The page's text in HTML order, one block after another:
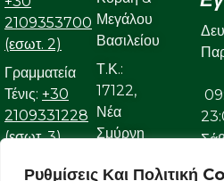
Ρυθμίσεις Και Πολιτική
2109353700
(εσωτ. 2)
Γραμματεία
Τένις: +30
2109331228
(εσωτ. 3)
Γραμματεία
Μεγάλου
Βασιλείου
Τ.Κ.:
17122,
Νέα
Σμύρνη